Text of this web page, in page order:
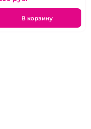
В корзину